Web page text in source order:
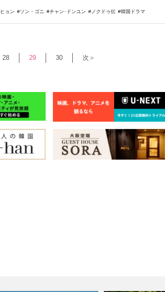
ョン ソン・ゴニ チャン･ドンユン ノクドゥ伝 韓国ドラマ
28 29 30 次＞